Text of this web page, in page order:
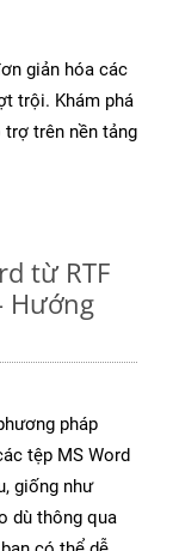
giản hóa các
trội. Khám phá
trên nền tảng
từ RTF
Hướng
pháp
tệp MS Word
giống như
dù thông qua